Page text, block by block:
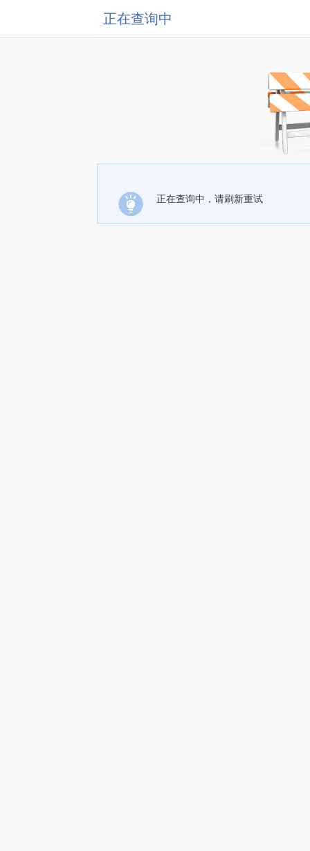
正在查询中
正在查询中，请刷新重试